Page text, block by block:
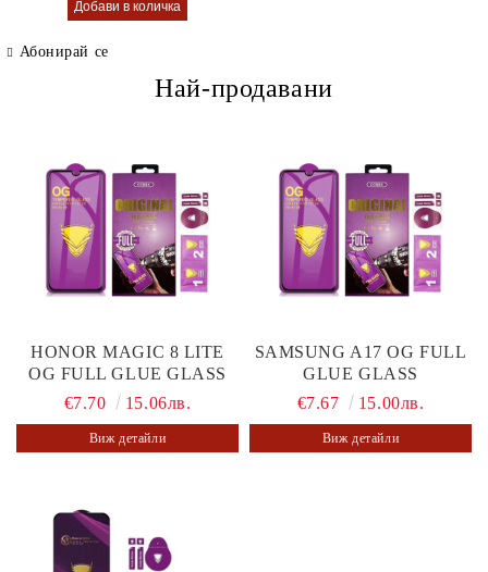
Абонирай се
Най-продавани
HONOR MAGIC 8 LITE
OG FULL GLUE GLASS
€7.70
15.06лв.
Виж детайли
SAMSUNG A17 OG FULL
GLUE GLASS
€7.67
15.00лв.
Виж детайли